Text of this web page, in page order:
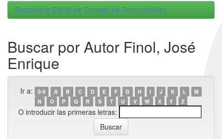
Repositorio Digital de Consejo de Comunicacion
Buscar por Autor Finol, José
Enrique
Ir a: 0-9 A B C D E F G H I J K L
M
N
O P Q R S T U V W X Y Z
O introducir las primeras letras: